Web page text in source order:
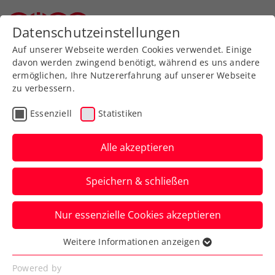
Zurück zur Newsübersicht
Turniere
Auch Bencic schlägt beim
Upper Austria Ladies Linz
2025 auf
Die Ex-Olympiasiegerin macht bei ihrer
Comeback-Tour in Oberösterreichs
Landeshauptstadt Halt.
Verfasst von: Presseaussendung / Redaktion, 09.01.2025
Datenschutzeinstellungen
Auf unserer Webseite werden Cookies verwendet. Einige
davon werden zwingend benötigt, während es uns andere
ermöglichen, Ihre Nutzererfahrung auf unserer Webseite
zu verbessern.
Essenziell Statistiken
Alle akzeptieren
Speichern & schließen
Nur essenzielle Cookies akzeptieren
Essenziell
Essenzielle Cookies werden für grundlegende
Weitere Informationen anzeigen
Powered by